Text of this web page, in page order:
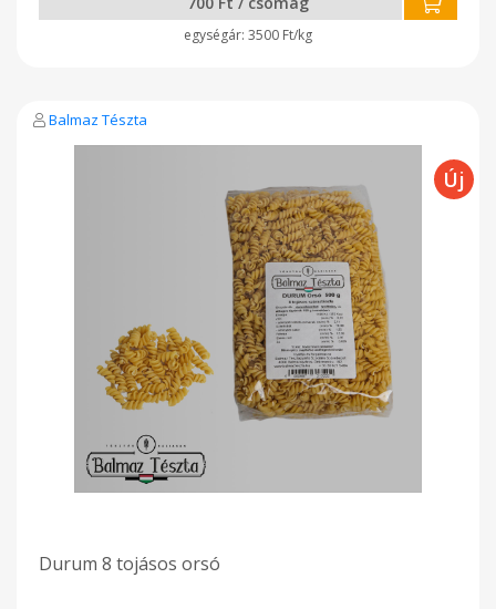
3500 Ft/kg
Balmaz Tészta
Durum 8 tojásos orsó